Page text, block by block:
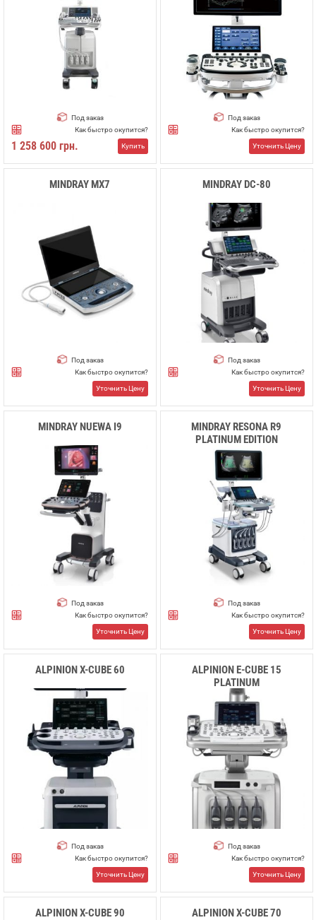
Под заказ
Как быстро окупится?
1 258 600 грн. Купить
Под заказ
Как быстро окупится?
Уточнить Цену
MINDRAY МХ7
Под заказ
Как быстро окупится?
Уточнить Цену
MINDRAY DC-80
Под заказ
Как быстро окупится?
Уточнить Цену
MINDRAY NUEWA I9
Под заказ
Как быстро окупится?
Уточнить Цену
MINDRAY RESONA R9
PLATINUM EDITION
Под заказ
Как быстро окупится?
Уточнить Цену
ALPINION X-CUBE 60
Под заказ
Как быстро окупится?
Уточнить Цену
ALPINION E-CUBE 15
PLATINUM
Под заказ
Как быстро окупится?
Уточнить Цену
ALPINION X-CUBE 90 ALPINION X-CUBE 70